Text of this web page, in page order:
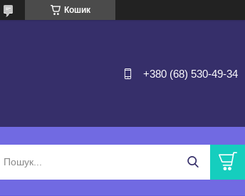
Кошик
+380 (68) 530-49-34